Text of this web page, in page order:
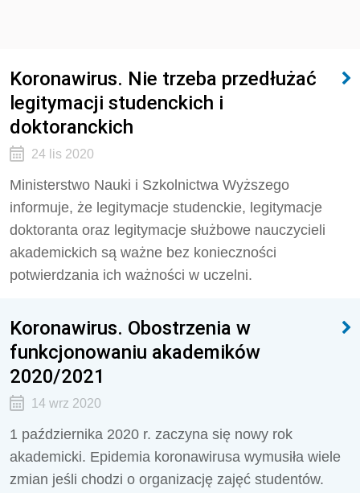
Koronawirus. Nie trzeba przedłużać
legitymacji studenckich i
doktoranckich
24 lis 2020
Ministerstwo Nauki i Szkolnictwa Wyższego
informuje, że legitymacje studenckie, legitymacje
doktoranta oraz legitymacje służbowe nauczycieli
akademickich są ważne bez konieczności
potwierdzania ich ważności w uczelni.
Koronawirus. Obostrzenia w
funkcjonowaniu akademików
2020/2021
14 wrz 2020
1 października 2020 r. zaczyna się nowy rok
akademicki. Epidemia koronawirusa wymusiła wiele
zmian jeśli chodzi o organizację zajęć studentów.